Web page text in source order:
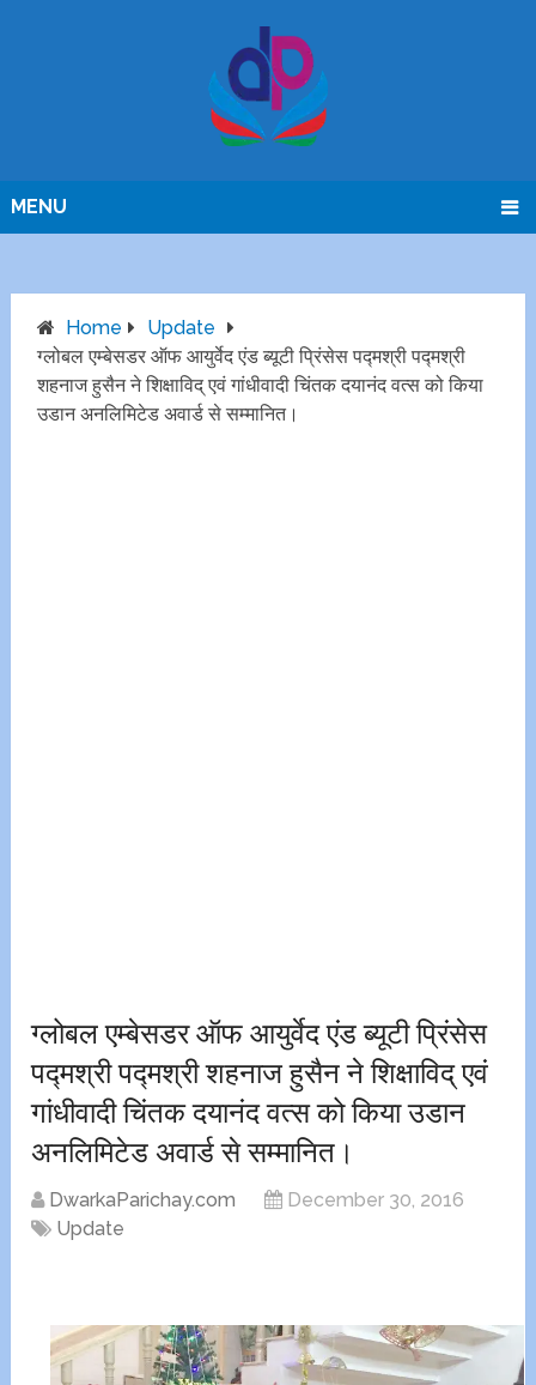
MENU
Home
Update
ग्लोबल एम्बेसडर ऑफ आयुर्वेद एंड ब्यूटी प्रिंसेस पद्मश्री पद्मश्री
शहनाज हुसैन ने शिक्षाविद् एवं गांधीवादी चिंतक दयानंद वत्स को किया
उडान अनलिमिटेड अवार्ड से सम्मानित।
ग्लोबल एम्बेसडर ऑफ आयुर्वेद एंड ब्यूटी प्रिंसेस
पद्मश्री पद्मश्री शहनाज हुसैन ने शिक्षाविद् एवं
गांधीवादी चिंतक दयानंद वत्स को किया उडान
अनलिमिटेड अवार्ड से सम्मानित।
DwarkaParichay.com
December 30, 2016
Update